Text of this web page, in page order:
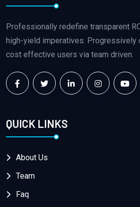
Professionally redefine transparent
high-yield imperatives. Progressively
cost effective users via team driven.
QUICK LINKS
About Us
Team
Faq